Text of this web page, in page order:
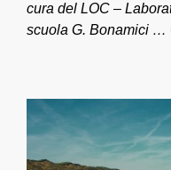
cura del LOC –
scuola G. Bonamici …